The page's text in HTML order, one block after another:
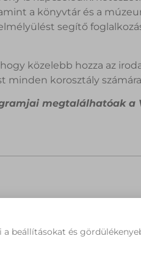
a könyvtár és a
segítő
közelebb hozza az
minden korosztály
megtalálhatóak a
Médiaajánlat
beállításokat és